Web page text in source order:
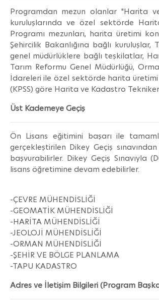
Programdan mezun olanlar "Harita
kuruluşlarında ve özel sektörde
Programı mezunları, harita üretimi
Şehircilik Bakanlığına bağlı
genel müdürlüklere bağlı teşkilatlar,
Tarım Reformu Genel Müdürlüğü,
İdareleri ile özel sektörde harita üretimi
(KPSS) göre Harita ve Kadastro
Üst Kademeye Geçiş
Ön Lisans eğitimini başarı ile
gerçekleştirilen Dikey Geçiş
başvurabilirler. Dikey Geçiş Sınavıyla
lisans öğretimine devam edebilirler.
-ÇEVRE MÜHENDİSLİĞİ
-GEOMATİK MÜHENDİSLİĞİ
-HARİTA MÜHENDİSLİĞİ
-JEOLOJİ MÜHENDİSLİĞİ
-ORMAN MÜHENDİSLİĞİ
-ŞEHİR VE BÖLGE PLANLAMA
-TAPU KADASTRO
Adres ve İletişim Bilgileri (Program